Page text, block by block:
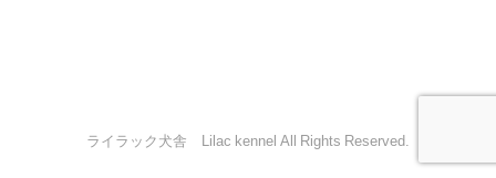
ライラック犬舎 Lilac kennel All Rights Reserved.